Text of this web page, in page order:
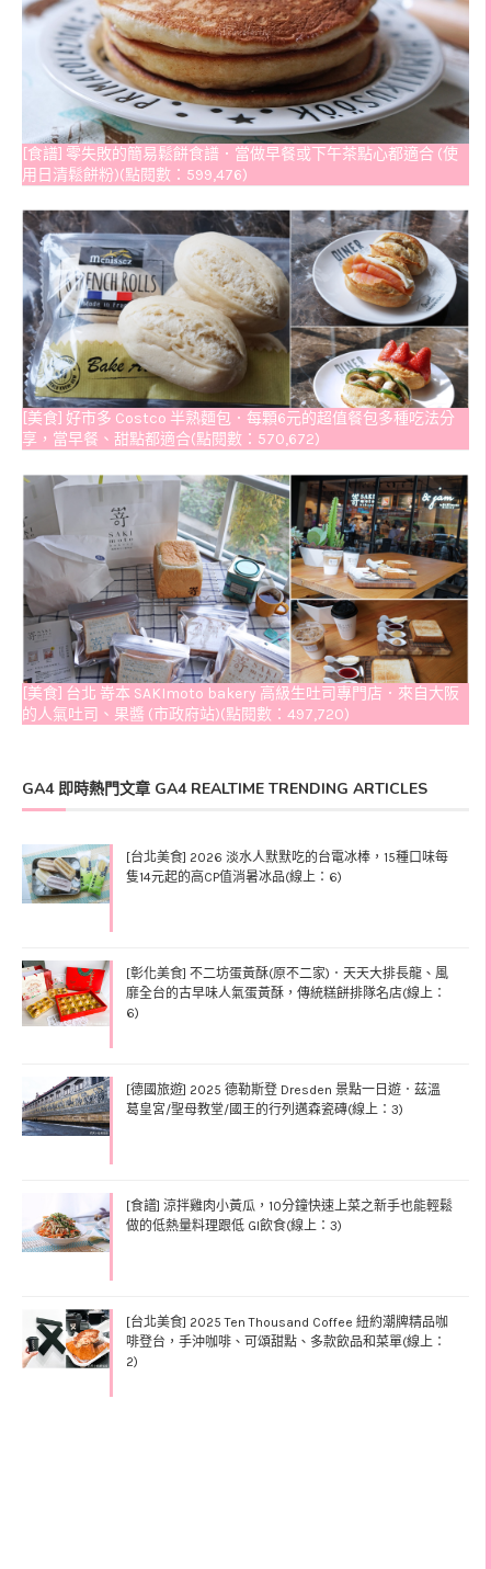
[食譜] 零失敗的簡易鬆餅食譜．當做早餐或下午茶點心都適合 (使
用日清鬆餅粉)(點閱數：599,476)
[美食] 好市多 Costco 半熟麵包．每顆6元的超值餐包多種吃法分
享，當早餐、甜點都適合(點閱數：570,672)
[美食] 台北 嵜本 SAKImoto bakery 高級生吐司專門店．來自大阪
的人氣吐司、果醬 (市政府站)(點閱數：497,720)
GA4 即時熱門文章 GA4 REALTIME TRENDING ARTICLES
[台北美食] 2026 淡水人默默吃的台電冰棒，15種口味每
隻14元起的高CP值消暑冰品(線上：6)
[彰化美食] 不二坊蛋黃酥(原不二家)．天天大排長龍、風
靡全台的古早味人氣蛋黃酥，傳統糕餅排隊名店(線上：
6)
[德國旅遊] 2025 德勒斯登 Dresden 景點一日遊．茲溫
葛皇宮/聖母教堂/國王的行列邁森瓷磚(線上：3)
[食譜] 涼拌雞肉小黃瓜，10分鐘快速上菜之新手也能輕鬆
做的低熱量料理跟低 GI飲食(線上：3)
[台北美食] 2025 Ten Thousand Coffee 紐約潮牌精品咖
啡登台，手沖咖啡、可頌甜點、多款飲品和菜單(線上：
2)